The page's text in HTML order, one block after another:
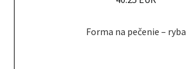
Forma na pečenie – ryba